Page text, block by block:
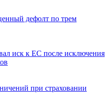
дефолт по трем
иск к ЕС после исключения
при страховании